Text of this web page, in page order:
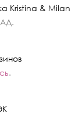
Kristina & Milan
.